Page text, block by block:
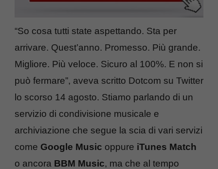
“So cosa tutti state aspettando. Sta per
arrivare. Quest’anno. Promesso. Più grande.
Migliore. Più veloce. Sicuro al 100%. E non si
può fermare”, aveva scritto Dotcom su Twitter
lo scorso 14 agosto. Stiamo parlando di un
servizio di condivisione musicale e
archiviazione che segue la scia di vari servizi
come Google Music oppure iTunes Match
o ancora BBM Music, ma che al tempo